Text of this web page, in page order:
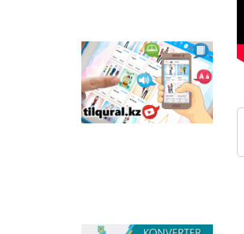
Tilqural.kz –
memlekettіk tіldі
deñgeylep үyrenuge
arnalğan veb-servis.
Saytta A1 deñgeyі